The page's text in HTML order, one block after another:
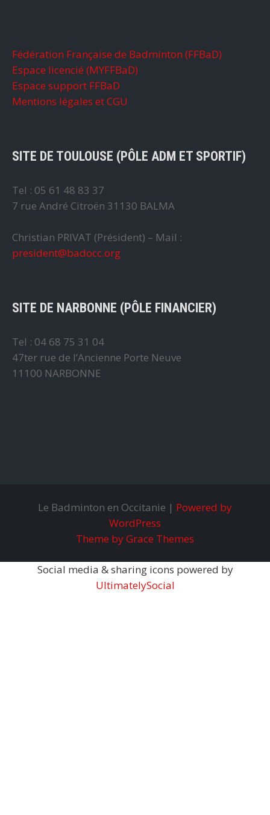
Fédération Française de Badminton (FFBaD)
Espace licencié (MYFFBaD)
Espace support FFBaD
Mentions légales et CGU
SITE DE TOULOUSE (PÔLE ADM ET SPORTIF)
Tel : 05 61 48 83 37
7 rue André Citroën 31130 BALMA
Christian PRIVAT (Président) – Mail :
president@badocc.org
SITE DE NARBONNE (PÔLE FINANCIER)
Tel : 04 68 75 31 04
47ter rue de l’Ancienne Porte Neuve
11100 NARBONNE
Le Badminton en Occitanie | Powered by
WordPress
Theme by Grace Themes
Social media & sharing icons powered by
UltimatelySocial